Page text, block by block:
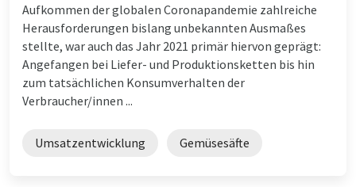
Aufkommen der globalen Coronapandemie zahlreiche
Herausforderungen bislang unbekannten Ausmaßes
stellte, war auch das Jahr 2021 primär hiervon geprägt:
Angefangen bei Liefer- und Produktionsketten bis hin
zum tatsächlichen Konsumverhalten der
Verbraucher/innen ...
Umsatzentwicklung Gemüsesäfte